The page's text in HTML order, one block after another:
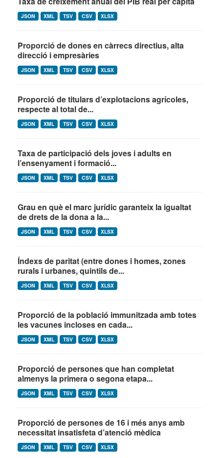
JSON XML TSV CSV XLSX
Proporció de dones en càrrecs directius, alta
direcció i empresàries
JSON XML TSV CSV XLSX
Proporció de titulars d’explotacions agrícoles,
respecte al total de...
JSON XML TSV CSV XLSX
Taxa de participació dels joves i adults en
l’ensenyament i formació...
JSON XML TSV CSV XLSX
Grau en què el marc jurídic garanteix la igualtat
de drets de la dona a la...
JSON XML TSV CSV XLSX
Índexs de paritat (entre dones i homes, zones
rurals i urbanes, quintils de...
JSON XML TSV CSV XLSX
Proporció de la població immunitzada amb totes
les vacunes incloses en cada...
JSON XML TSV CSV XLSX
Proporció de persones que han completat
almenys la primera o segona etapa...
JSON XML TSV CSV XLSX
Proporció de persones de 16 i més anys amb
necessitat insatisfeta d’atenció mèdica
JSON XML TSV CSV XLSX